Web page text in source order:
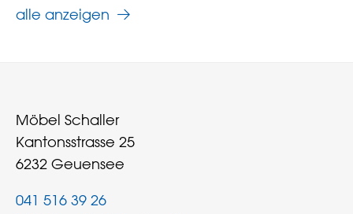
alle anzeigen
Möbel Schaller
Kantonsstrasse 25
6232 Geuensee
041 516 39 26